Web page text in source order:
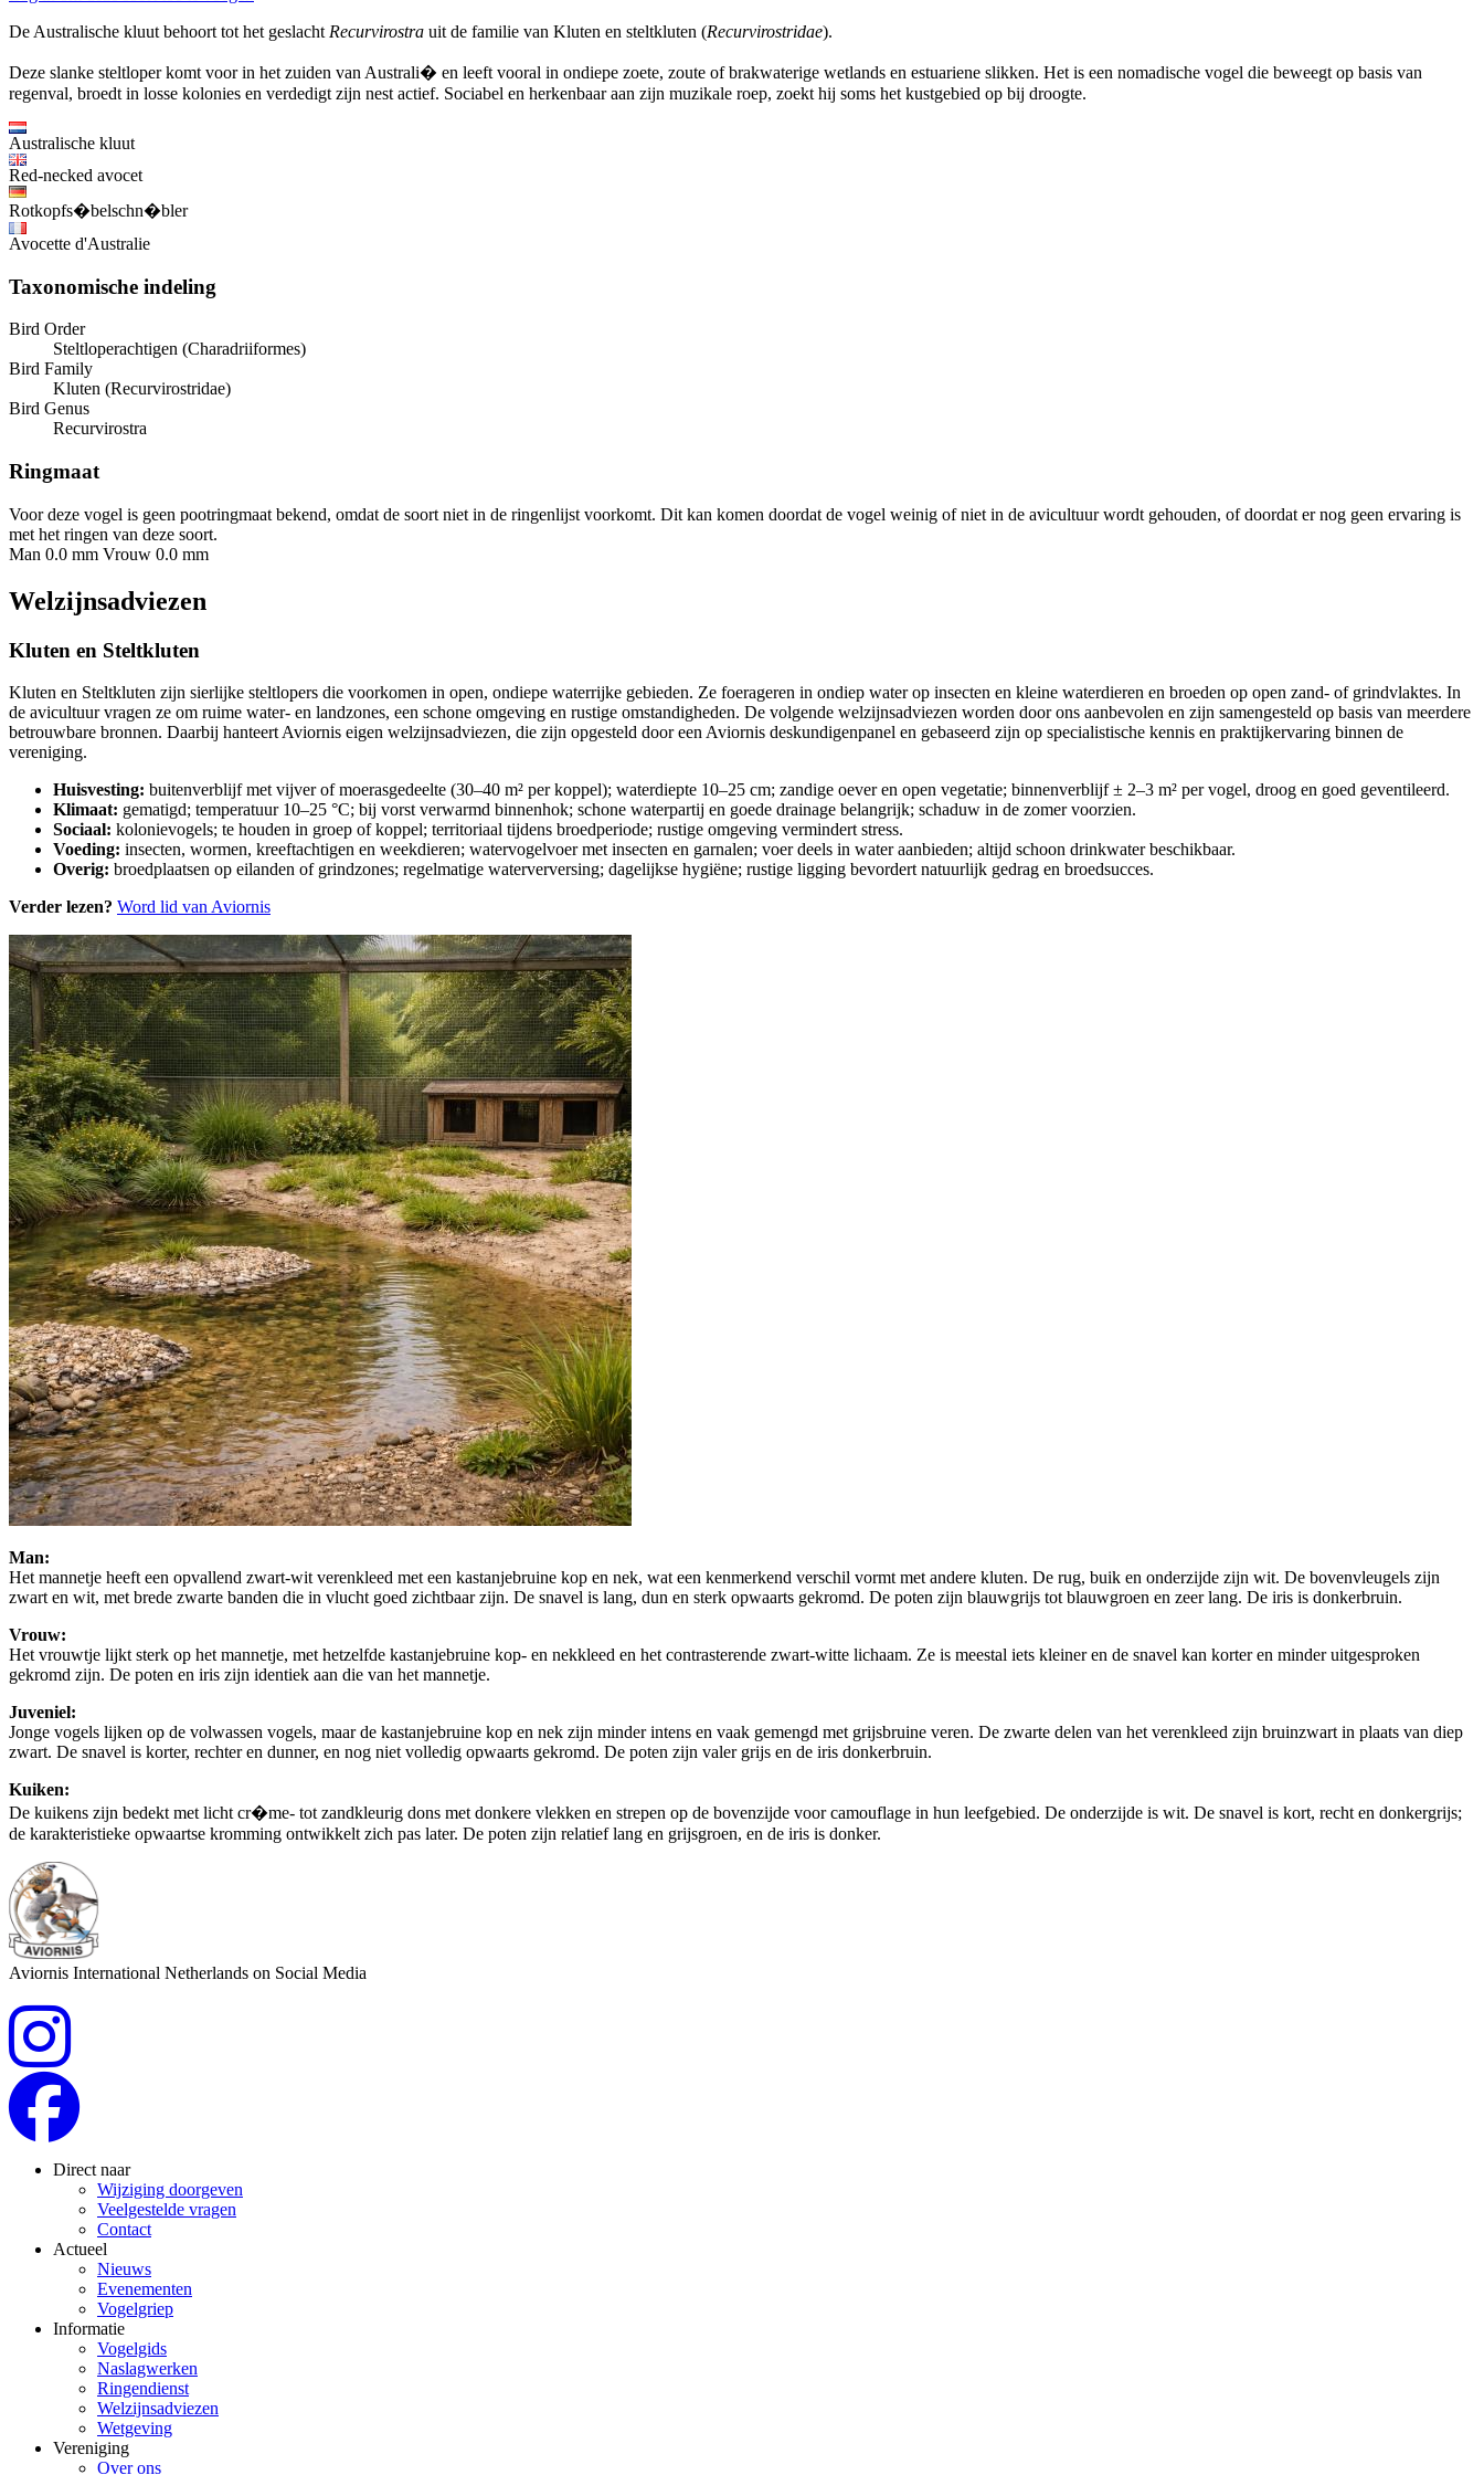
De Australische kluut behoort tot het geslacht Recurvirostra uit de familie van Kluten en steltkluten (Recurvirostridae).
Deze slanke steltloper komt voor in het zuiden van Australi� en leeft vooral in ondiepe zoete, zoute of brakwaterige wetlands en estuariene slikken. Het is een nomadische vogel die beweegt op basis van
regenval, broedt in losse kolonies en verdedigt zijn nest actief. Sociabel en herkenbaar aan zijn muzikale roep, zoekt hij soms het kustgebied op bij droogte.
Australische kluut
Red-necked avocet
Rotkopfs�belschn�bler
Avocette d'Australie
Taxonomische indeling
Bird Order
Steltloperachtigen (Charadriiformes)
Bird Family
Kluten (Recurvirostridae)
Bird Genus
Recurvirostra
Ringmaat
Voor deze vogel is geen pootringmaat bekend, omdat de soort niet in de ringenlijst voorkomt. Dit kan komen doordat de vogel weinig of niet in de avicultuur wordt gehouden, of doordat er nog geen ervaring is
met het ringen van deze soort.
Man 0.0 mm Vrouw 0.0 mm
Welzijnsadviezen
Kluten en Steltkluten
Kluten en Steltkluten zijn sierlijke steltlopers die voorkomen in open, ondiepe waterrijke gebieden. Ze foerageren in ondiep water op insecten en kleine waterdieren en broeden op open zand- of grindvlaktes. In
de avicultuur vragen ze om ruime water- en landzones, een schone omgeving en rustige omstandigheden. De volgende welzijnsadviezen worden door ons aanbevolen en zijn samengesteld op basis van meerdere
betrouwbare bronnen. Daarbij hanteert Aviornis eigen welzijnsadviezen, die zijn opgesteld door een Aviornis deskundigenpanel en gebaseerd zijn op specialistische kennis en praktijkervaring binnen de
vereniging.
Huisvesting: buitenverblijf met vijver of moerasgedeelte (30–40 m² per koppel); waterdiepte 10–25 cm; zandige oever en open vegetatie; binnenverblijf ± 2–3 m² per vogel, droog en goed geventileerd.
Klimaat: gematigd; temperatuur 10–25 °C; bij vorst verwarmd binnenhok; schone waterpartij en goede drainage belangrijk; schaduw in de zomer voorzien.
Sociaal: kolonievogels; te houden in groep of koppel; territoriaal tijdens broedperiode; rustige omgeving vermindert stress.
Voeding: insecten, wormen, kreeftachtigen en weekdieren; watervogelvoer met insecten en garnalen; voer deels in water aanbieden; altijd schoon drinkwater beschikbaar.
Overig: broedplaatsen op eilanden of grindzones; regelmatige waterverversing; dagelijkse hygiëne; rustige ligging bevordert natuurlijk gedrag en broedsucces.
Verder lezen? Word lid van Aviornis
Man:
Het mannetje heeft een opvallend zwart-wit verenkleed met een kastanjebruine kop en nek, wat een kenmerkend verschil vormt met andere kluten. De rug, buik en onderzijde zijn wit. De bovenvleugels zijn
zwart en wit, met brede zwarte banden die in vlucht goed zichtbaar zijn. De snavel is lang, dun en sterk opwaarts gekromd. De poten zijn blauwgrijs tot blauwgroen en zeer lang. De iris is donkerbruin.
Vrouw:
Het vrouwtje lijkt sterk op het mannetje, met hetzelfde kastanjebruine kop- en nekkleed en het contrasterende zwart-witte lichaam. Ze is meestal iets kleiner en de snavel kan korter en minder uitgesproken
gekromd zijn. De poten en iris zijn identiek aan die van het mannetje.
Juveniel:
Jonge vogels lijken op de volwassen vogels, maar de kastanjebruine kop en nek zijn minder intens en vaak gemengd met grijsbruine veren. De zwarte delen van het verenkleed zijn bruinzwart in plaats van diep
zwart. De snavel is korter, rechter en dunner, en nog niet volledig opwaarts gekromd. De poten zijn valer grijs en de iris donkerbruin.
Kuiken:
De kuikens zijn bedekt met licht cr�me- tot zandkleurig dons met donkere vlekken en strepen op de bovenzijde voor camouflage in hun leefgebied. De onderzijde is wit. De snavel is kort, recht en donkergrijs;
de karakteristieke opwaartse kromming ontwikkelt zich pas later. De poten zijn relatief lang en grijsgroen, en de iris is donker.
Aviornis International Netherlands on Social Media
Direct naar
Wijziging doorgeven
Veelgestelde vragen
Contact
Actueel
Nieuws
Evenementen
Vogelgriep
Informatie
Vogelgids
Naslagwerken
Ringendienst
Welzijnsadviezen
Wetgeving
Vereniging
Over ons